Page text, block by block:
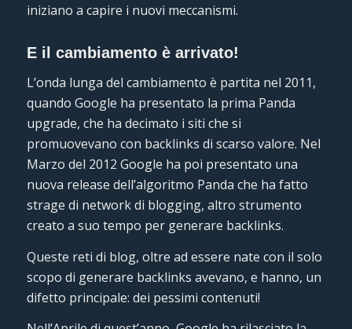
iniziano a capire i nuovi meccanismi.
E il cambiamento è arrivato!
L’onda lunga del cambiamento è partita nel 2011,
quando Google ha presentato la prima Panda
upgrade, che ha decimato i siti che si
promuovevano con backlinks di scarso valore. Nel
Marzo del 2012 Google ha poi presentato una
nuova release dell’algoritmo Panda che ha fatto
strage di network di blogging, altro strumento
creato a suo tempo per generare backlinks.
Queste reti di blog, oltre ad essere nate con il solo
scopo di generare backlinks avevano, e hanno, un
difetto principale: dei pessimi contenuti!